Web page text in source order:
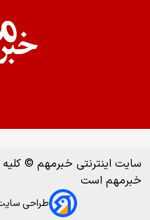
سایت اینترنتی خبرمهم ©
خبرمهم است
طراحی